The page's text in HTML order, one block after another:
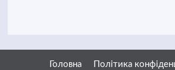
Головна
Політика